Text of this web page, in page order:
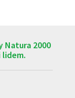
Natura 2000
lidem.